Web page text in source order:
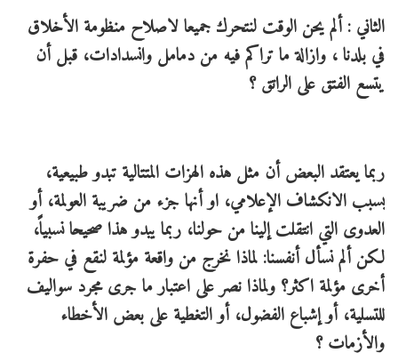
الثاني : ألم يحن الوقت لنتحرك جميعا لاصلاح منظومة الأخلاق
في بلدنا ، وازالة ما تراكم فيه من دمامل وانسدادات، قبل أن
يتسع الفتق على الراتق ؟
ربما يعتقد البعض أن مثل هذه الهزات المتتالية تبدو طبيعية،
بسبب الانكشاف الإعلامي، او أنها جزء من ضريبة العولمة، أو
العدوى التي انتقلت إلينا من حولنا، ربما يبدو هذا صحيحا نسبياً،
‏لكن ألم نسأل أنفسنا: لماذا نخرج من واقعة مؤلمة لنقع في حفرة
أخرى مؤلمة اكثر؟ ولماذا نصر على اعتبار ما جرى مجرد سواليف
للتسلية، أو إشباع الفضول، أو التغطية على بعض الأخطاء
والأزمات ؟